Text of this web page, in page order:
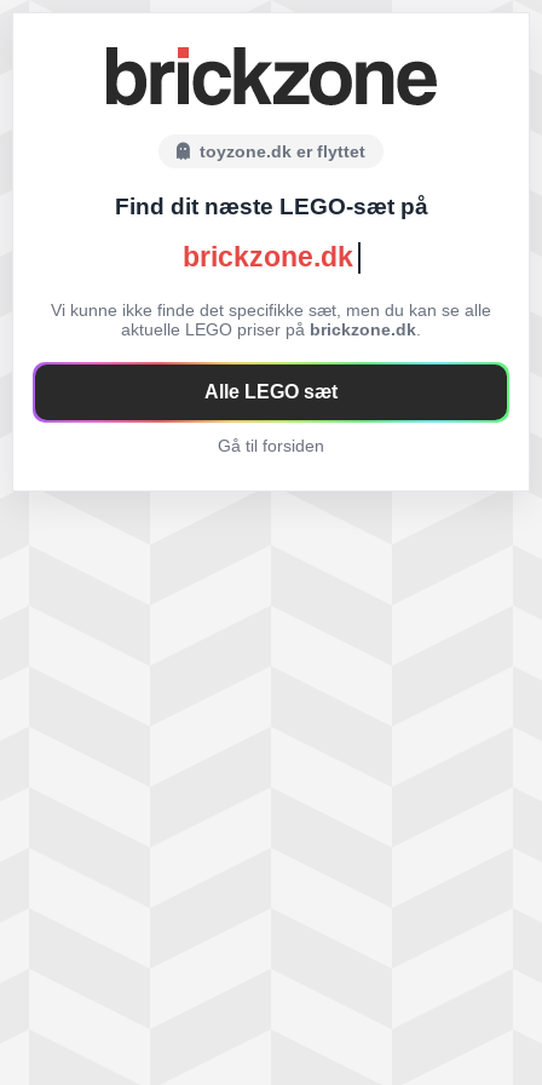
toyzone.dk er flyttet
Find dit næste LEGO-sæt på
brickzone.dk
Vi kunne ikke finde det specifikke sæt, men du kan se alle
aktuelle LEGO priser på brickzone.dk
Alle LEGO sæt
Gå til forsiden